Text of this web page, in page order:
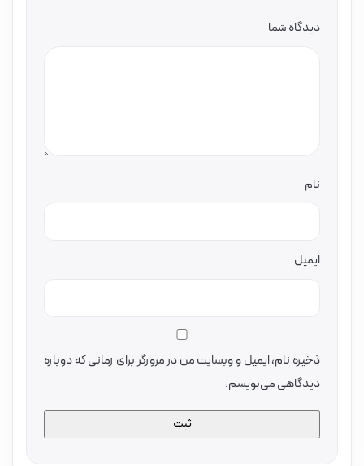
دیدگاه شما
نام
ایمیل
ذخیره نام، ایمیل و وبسایت من در مرورگر برای زمانی که دوباره
دیدگاهی می‌نویسم.